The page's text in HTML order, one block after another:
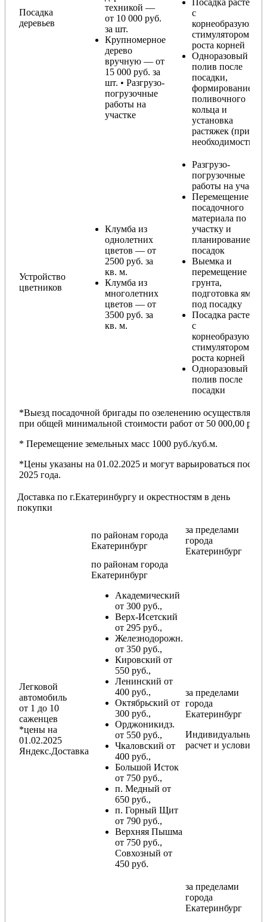
Посадка
деревьев
техникой —
от 10 000 руб.
за шт.
Крупномерное
дерево
вручную — от
15 000 руб. за
шт. • Разгрузо-
погрузочные
работы на
участке
с
корнеобразующим
стимулятором
роста корней
Одноразовый
полив после
посадки,
формирование
поливочного
кольца и
установка
растяжек (при
необходимости)
Устройство
цветников
Клумба из
однолетних
цветов — от
2500 руб. за
кв. м.
Клумба из
многолетних
цветов — от
3500 руб. за
кв. м.
Разгрузо-
погрузочные
работы на участке
Перемещение
посадочного
материала по
участку и
планирование
посадок
Выемка и
перемещение
грунта,
подготовка ямы
под посадку
Посадка растений
с
корнеобразующим
стимулятором
роста корней
Одноразовый
полив после
посадки
*Выезд посадочной бригады по озеленению осуществляется
при общей минимальной стоимости работ от 50 000,00 руб.
* Перемещение земельных масс 1000 руб./куб.м.
*Цены указаны на 01.02.2025 и могут варьироваться после
2025 года.
Доставка по г.Екатеринбургу и окрестностям в день
покупки
по районам города
Екатеринбург
за пределами
города
Екатеринбург
Легковой
автомобиль
от 1 до 10
саженцев
*цены на
01.02.2025
Яндекс.Доставка
по районам города
Екатеринбург
Академический
от 300 руб.,
Верх-Исетский
от 295 руб.,
Железнодорожн.
от 350 руб.,
Кировский от
550 руб.,
Ленинский от
400 руб.,
Октябрьский от
300 руб.,
Орджоникидз.
от 550 руб.,
Чкаловский от
400 руб.,
Большой Исток
от 750 руб.,
п. Медный от
650 руб.,
п. Горный Щит
от 790 руб.,
Верхняя Пышма
от 750 руб.,
Совхозный от
450 руб.
за пределами
города
Екатеринбург
Индивидуальный
расчет и условия
за пределами
города
Екатеринбург